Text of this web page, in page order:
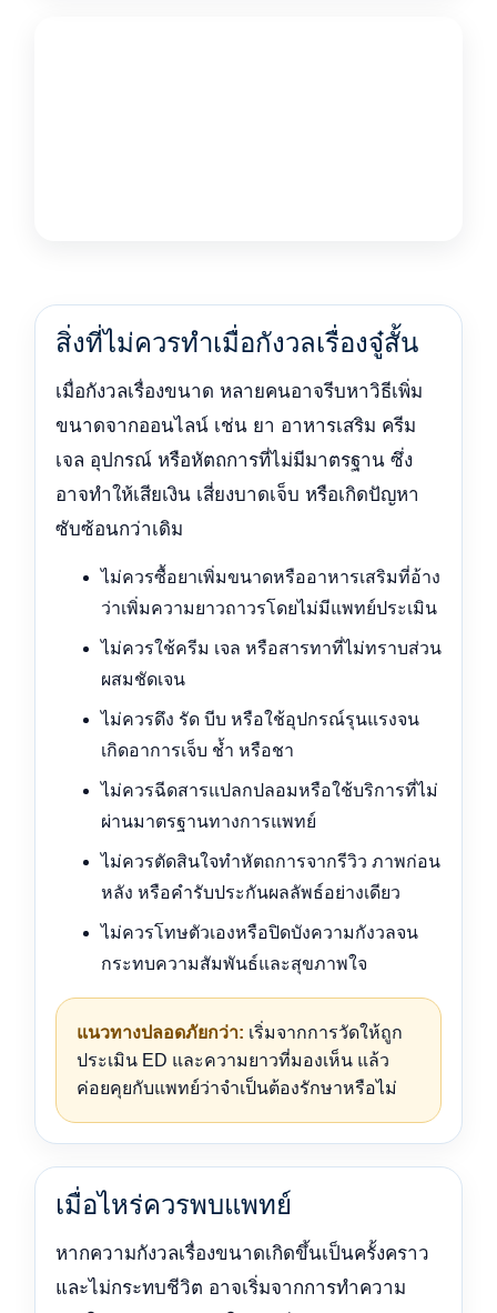
สิ่งที่ไม่ควรทำเมื่อกังวลเรื่องจู๋สั้น
เมื่อกังวลเรื่องขนาด หลายคนอาจรีบหาวิธีเพิ่ม
ขนาดจากออนไลน์ เช่น ยา อาหารเสริม ครีม
เจล อุปกรณ์ หรือหัตถการที่ไม่มีมาตรฐาน ซึ่ง
อาจทำให้เสียเงิน เสี่ยงบาดเจ็บ หรือเกิดปัญหา
ซับซ้อนกว่าเดิม
ไม่ควรซื้อยาเพิ่มขนาดหรืออาหารเสริมที่อ้าง
ว่าเพิ่มความยาวถาวรโดยไม่มีแพทย์ประเมิน
ไม่ควรใช้ครีม เจล หรือสารทาที่ไม่ทราบส่วน
ผสมชัดเจน
ไม่ควรดึง รัด บีบ หรือใช้อุปกรณ์รุนแรงจน
เกิดอาการเจ็บ ช้ำ หรือชา
ไม่ควรฉีดสารแปลกปลอมหรือใช้บริการที่ไม่
ผ่านมาตรฐานทางการแพทย์
ไม่ควรตัดสินใจทำหัตถการจากรีวิว ภาพก่อน
หลัง หรือคำรับประกันผลลัพธ์อย่างเดียว
ไม่ควรโทษตัวเองหรือปิดบังความกังวลจน
กระทบความสัมพันธ์และสุขภาพใจ
แนวทางปลอดภัยกว่า: เริ่มจากการวัดให้ถูก
ประเมิน ED และความยาวที่มองเห็น แล้ว
ค่อยคุยกับแพทย์ว่าจำเป็นต้องรักษาหรือไม่
เมื่อไหร่ควรพบแพทย์
หากความกังวลเรื่องขนาดเกิดขึ้นเป็นครั้งคราว
และไม่กระทบชีวิต อาจเริ่มจากการทำความ